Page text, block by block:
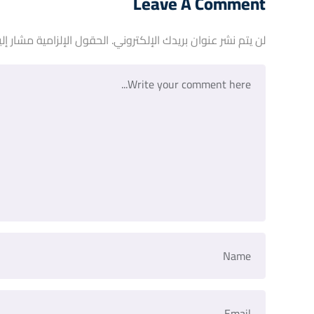
لن يتم نشر عنوان بريدك الإلكتروني.الحقول الإلزامية مشار